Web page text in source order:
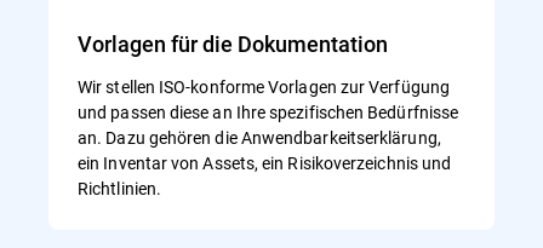
Vorlagen für die Dokumentation
Wir stellen ISO-konforme Vorlagen zur Verfügung
und passen diese an Ihre spezifischen Bedürfnisse
an. Dazu gehören die Anwendbarkeitserklärung,
ein Inventar von Assets, ein Risikoverzeichnis und
Richtlinien.